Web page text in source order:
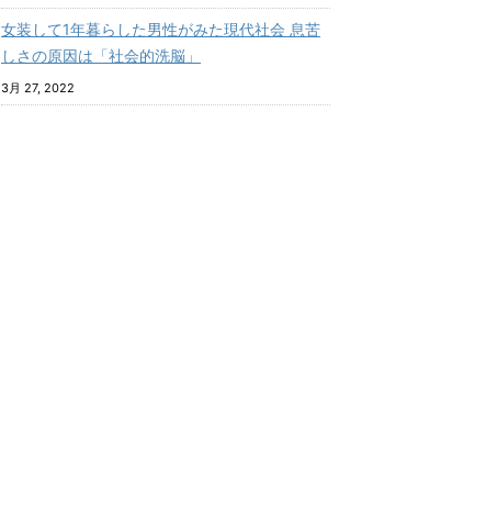
女装して1年暮らした男性がみた現代社会 息苦
しさの原因は「社会的洗脳」
3月 27, 2022